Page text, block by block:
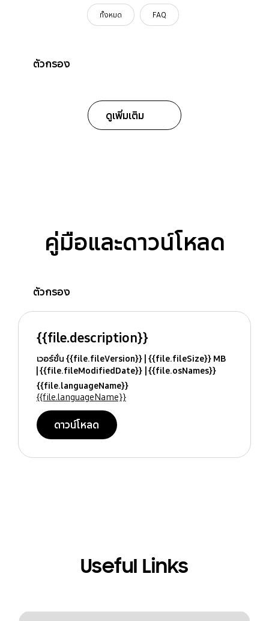
ทั้งหมด FAQ
ตัวกรอง
ดูเพิ่มเติม
คู่มือและดาวน์โหลด
ตัวกรอง
{{file.description}}
เวอร์ชั่น {{file.fileVersion}} {{file.fileSize}} MB
{{file.fileModifiedDate}} {{file.osNames}}
{{file.languageName}}
{{file.languageName}}
ดาวน์โหลด
Useful Links